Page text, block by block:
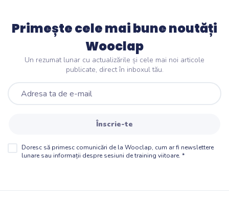
Primește cele mai bune noutăți
Wooclap
Un rezumat lunar cu actualizările și cele mai noi articole
publicate, direct în inboxul tău.
Înscrie-te
Doresc să primesc comunicări de la Wooclap, cum ar fi newslettere
lunare sau informații despre sesiuni de training viitoare. *